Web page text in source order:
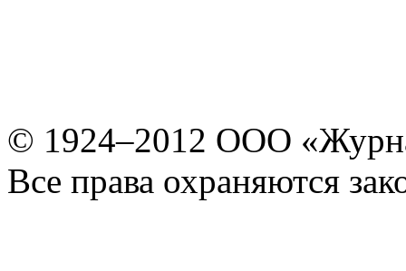
© 1924–2012 ООО
Все права охраняются